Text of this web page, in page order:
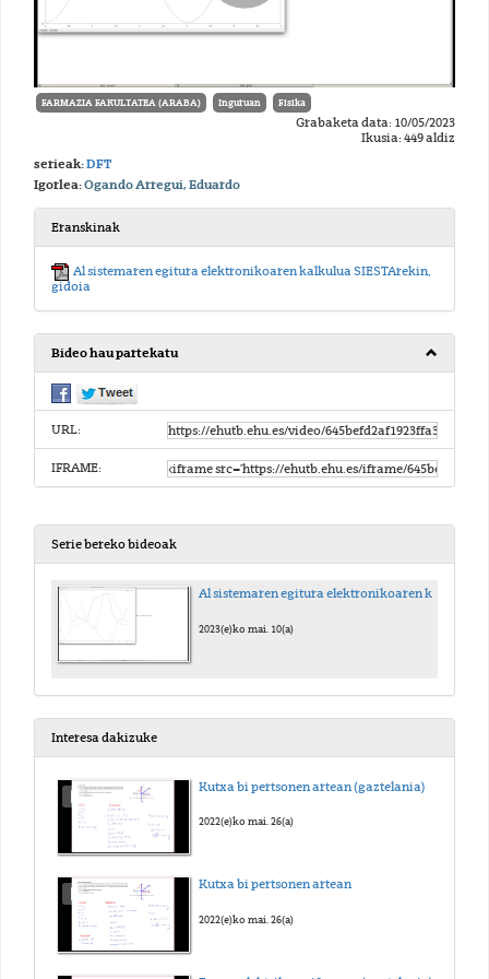
FARMAZIA FAKULTATEA (ARABA) Inguruan Físika
Grabaketa data: 10/05/2023
Ikusia: 449 aldiz
serieak:DFT
Igorlea:Ogando Arregui, Eduardo
Eranskinak
Al sistemaren egitura elektronikoaren kalkulua SIESTArekin,
gidoia
Bideo hau partekatu
URL:
IFRAME:
Serie bereko bideoak
2023(e)ko mai. 10(a)
Interesa dakizuke
Kutxa bi pertsonen artean (gaztelania)
2022(e)ko mai. 26(a)
Kutxa bi pertsonen artean
2022(e)ko mai. 26(a)